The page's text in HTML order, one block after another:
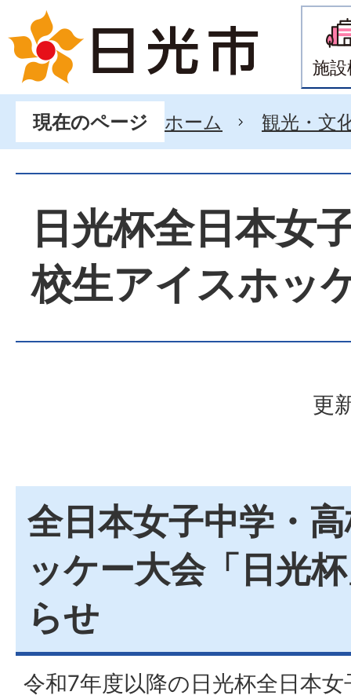
施
現在のページ ホーム 観光・文
日光杯全日本女
校生アイスホッ
更
全日本女子中学・
ッケー大会「日光
らせ
令和7年度以降の日光杯全日本